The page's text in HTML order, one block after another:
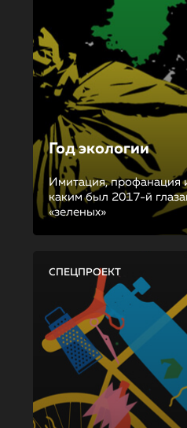
Год экологии
Имитация, профанация
каким был 2017-й
«зеленых»
СПЕЦПРОЕКТ